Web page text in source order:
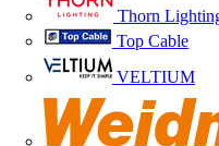
Thorn
Top Cable
VELTIUM